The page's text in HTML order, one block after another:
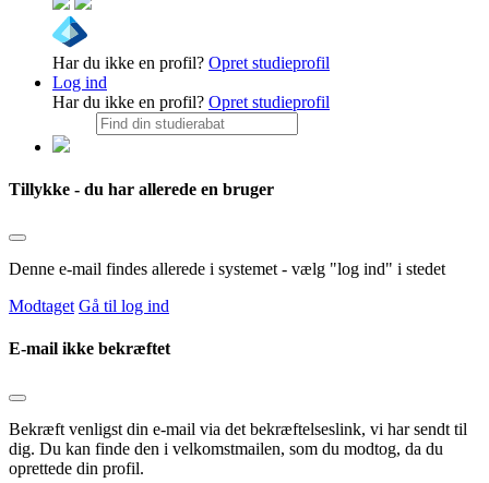
Har du ikke en profil? Opret studieprofil
Log ind
Har du ikke en profil? Opret studieprofil
Tillykke - du har allerede en bruger
Denne e-mail findes allerede i systemet - vælg "log ind" i stedet
Modtaget Gå til log ind
E-mail ikke bekræftet
Bekræft venligst din e-mail via det bekræftelseslink, vi har sendt til
dig. Du kan finde den i velkomstmailen, som du modtog, da du
oprettede din profil.